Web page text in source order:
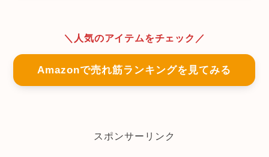
＼人気のアイテムをチェック／
Amazonで売れ筋ランキングを見てみる
スポンサーリンク